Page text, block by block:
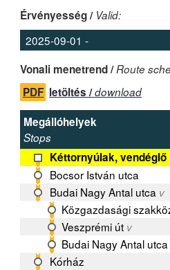
Érvényesség / Valid:
Vonali menetrend /Route
PDF letöltés /download
Megállóhelyek
Stops
Kéttornyúlak, vendéglő
Bocsor István utca
Budai Nagy Antal utca v
Közgazdasági
Veszprémi út v
Budai Nagy Antal utca
Kórház